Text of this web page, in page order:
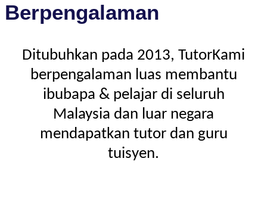
Berpengalaman
Ditubuhkan pada 2013, TutorKami
berpengalaman luas membantu
ibubapa & pelajar di seluruh
Malaysia dan luar negara
mendapatkan tutor dan guru
tuisyen.